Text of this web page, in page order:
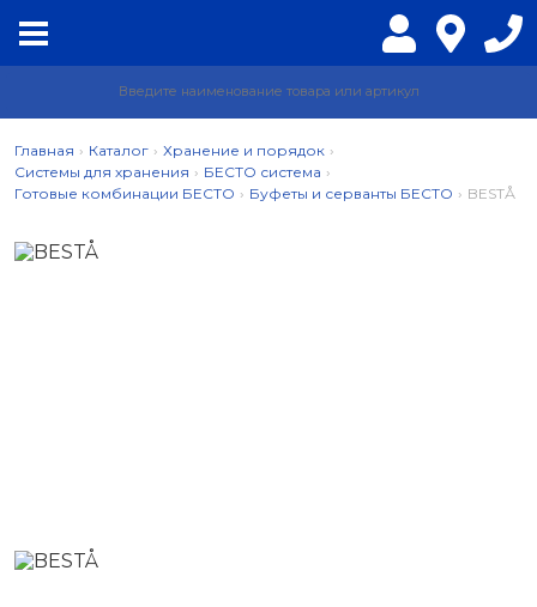
Главная › Каталог › Хранение и порядок ›
Системы для хранения › БЕСТО система ›
Готовые комбинации БЕСТО › Буфеты и серванты БЕСТО › BESTÅ